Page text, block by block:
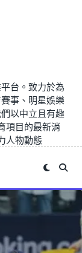
台。致力於為
事、明星娛樂
以中立且有趣
項目的最新消
人物動態